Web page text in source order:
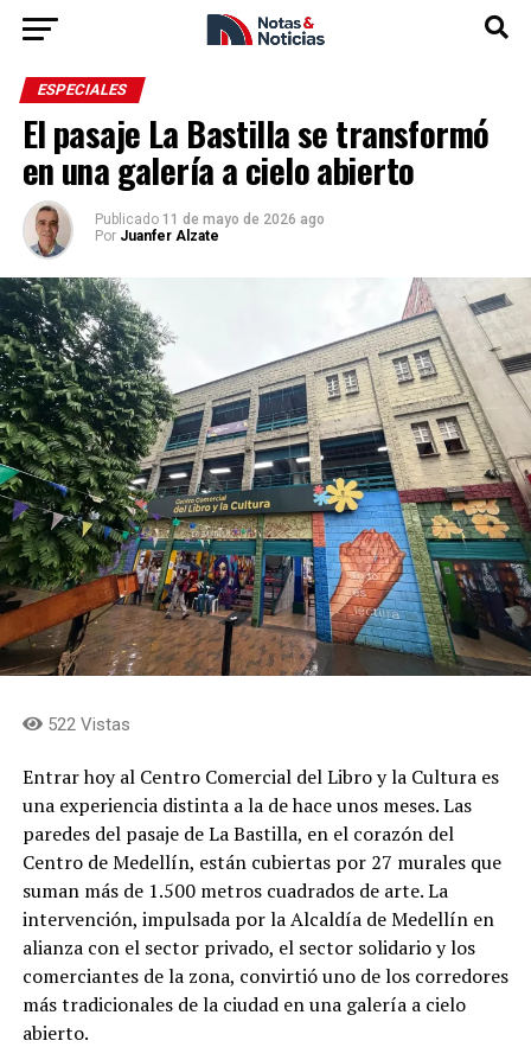
ESPECIALES
El pasaje La Bastilla se transformó
en una galería a cielo abierto
Publicado 11 de mayo de 2026 ago
Por Juanfer Alzate
522 Vistas
Entrar hoy al Centro Comercial del Libro y la Cultura es
una experiencia distinta a la de hace unos meses. Las
paredes del pasaje de La Bastilla, en el corazón del
Centro de Medellín, están cubiertas por 27 murales que
suman más de 1.500 metros cuadrados de arte. La
intervención, impulsada por la Alcaldía de Medellín en
alianza con el sector privado, el sector solidario y los
comerciantes de la zona, convirtió uno de los corredores
más tradicionales de la ciudad en una galería a cielo
abierto.